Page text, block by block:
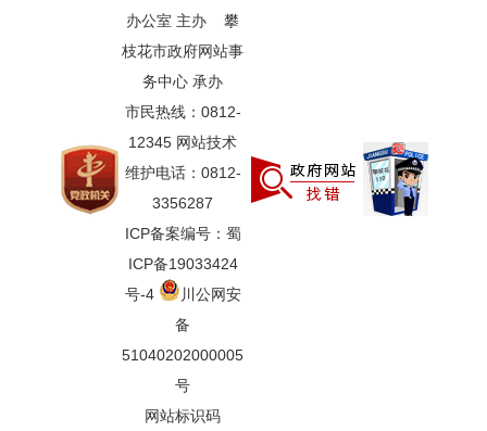
办公室 主办 攀
枝花市政府网站事
务中心 承办
市民热线：0812-
12345 网站技术
维护电话：0812-
3356287
ICP备案编号：蜀
ICP备19033424
号-4
川公网安
备
51040202000005
号
网站标识码